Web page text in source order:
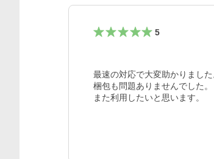
5
最速の対応で大変助かりました
梱包も問題ありませんでした。
また利用したいと思います。